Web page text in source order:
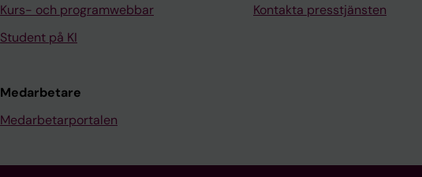
Kurs- och programwebbar
Student på KI
Medarbetare
Medarbetarportalen
Kontakta presstjänsten